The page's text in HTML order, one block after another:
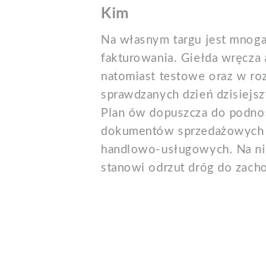
Kim
Na własnym targu jest
fakturowania. Giełda
natomiast testowe oraz w
sprawdzanych dzień
Plan ów dopuszcza do
dokumentów
handlowo-usługowych. Na
stanowi odrzut dróg do